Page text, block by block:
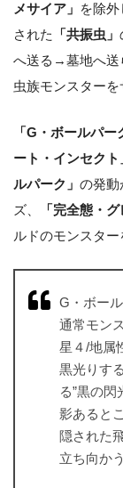
メサイア」 を除外
された
「共振虫」
へ送る→墓地へ送
虫族モンスター
「G・ボールパー
ート・インセク
ルパーク」 の発動
ズ、
「完全態・
ルドのモンスタ
G・ボー
通常モン
星４/地属
黒光りす
る”黒の閃
影あると
隠された
立ち向か